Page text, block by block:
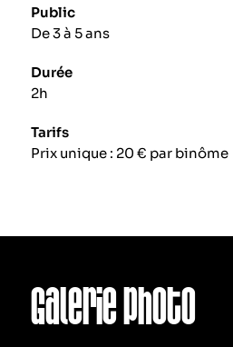
Public
De 3 à 5 ans
Durée
2h
Tarifs
Prix unique : 20 € par binôme
Galerie photo